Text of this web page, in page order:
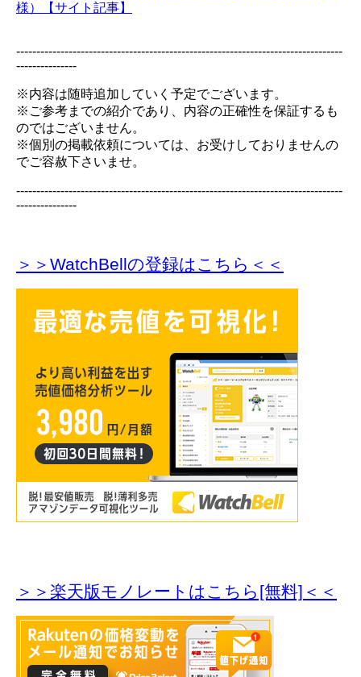
様）【サイト記事】
---------------------------------------------------------------------------------
---------------
※内容は随時追加していく予定でございます。
※ご参考までの紹介であり、内容の正確性を保証するも
のではございません。
※個別の掲載依頼については、お受けしておりませんの
でご容赦下さいませ。
---------------------------------------------------------------------------------
---------------
＞＞WatchBellの登録はこちら＜＜
＞＞楽天版モノレートはこちら[無料]＜＜